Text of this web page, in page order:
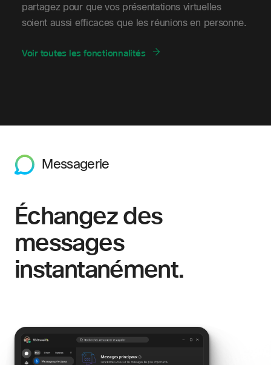
partagez pour que vos présentations virtuelles
soient aussi efficaces que les réunions en personne.
Voir toutes les fonctionnalités
Messagerie
Échangez des
messages
instantanément.